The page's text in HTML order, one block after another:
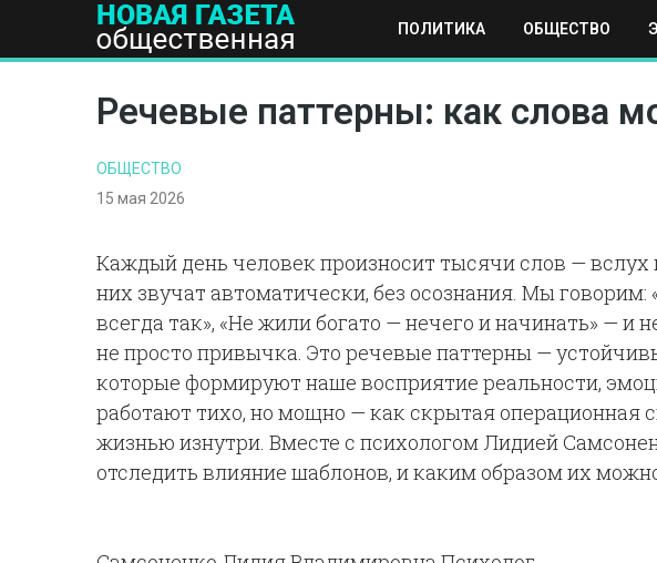
ПОЛИТИКА ОБЩЕСТВО
ПОЛИТИКА ОБЩЕСТВО ЭКОНОМИКА НАУКА И ТЕХНИКА СПОРТ
Речевые паттерны: как слова
ОБЩЕСТВО
15 мая 2026
Каждый день человек произносит тысячи слов — вслух
них звучат автоматически, без осознания. Мы говорим:
всегда так», «Не жили богато — нечего и начинать» — и
не просто привычка. Это речевые паттерны —
которые формируют наше восприятие реальности,
работают тихо, но мощно — как скрытая операционная
жизнью изнутри. Вместе с психологом Лидией
отследить влияние шаблонов, и каким образом их